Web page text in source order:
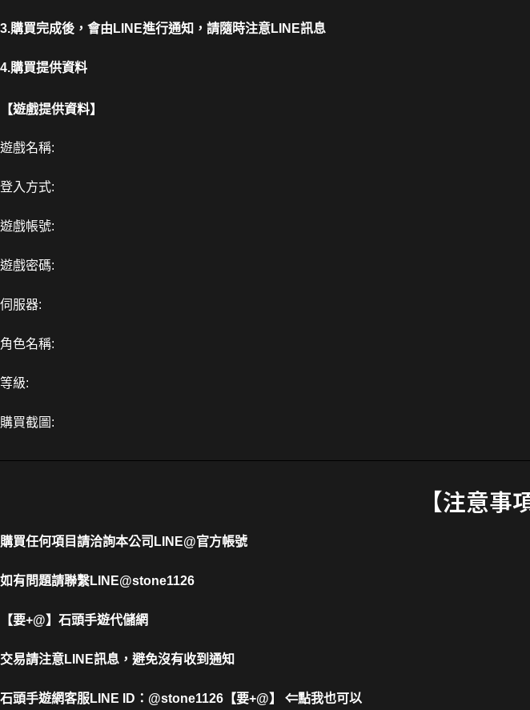
3.購買完成後，會由LINE進行通知，請隨時注意LINE訊息
4.購買提供資料
【遊戲提供資料】
遊戲名稱:
登入方式:
遊戲帳號:
遊戲密碼:
伺服器:
角色名稱:
等級:
購買截圖:
【注意事
購買任何項目請洽詢本公司 LINE@官方帳號
如有問題請聯繫LINE@stone1126
【要+@】 石頭手遊代儲網
交易請注意LINE訊息，避免沒有收到通知
石頭手遊網客服LINE ID ： @stone1126【要+@】 ⇐點我也可以